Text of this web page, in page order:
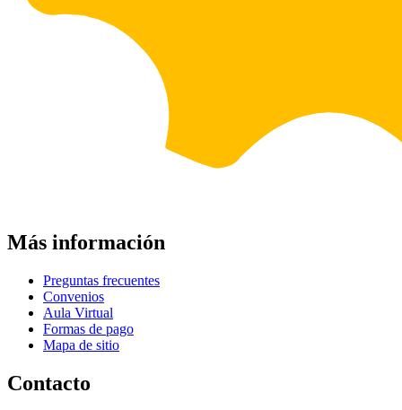
Más información
Preguntas frecuentes
Convenios
Aula Virtual
Formas de pago
Mapa de sitio
Contacto